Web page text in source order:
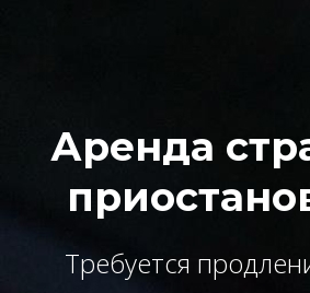
Аренда
Требуется